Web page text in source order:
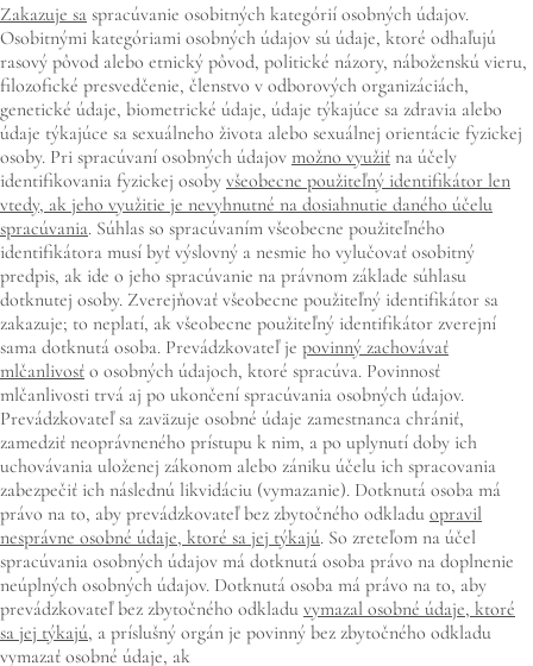
Zakazuje sa spracúvanie osobitných kategórií osobných údajov.
Osobitnými kategóriami osobných údajov sú údaje, ktoré odhaľujú
rasový pôvod alebo etnický pôvod, politické názory, náboženskú vieru,
filozofické presvedčenie, členstvo v odborových organizáciách,
genetické údaje, biometrické údaje, údaje týkajúce sa zdravia alebo
údaje týkajúce sa sexuálneho života alebo sexuálnej orientácie fyzickej
osoby. Pri spracúvaní osobných údajov možno využiť na účely
identifikovania fyzickej osoby všeobecne použiteľný identifikátor len
vtedy, ak jeho využitie je nevyhnutné na dosiahnutie daného účelu
spracúvania. Súhlas so spracúvaním všeobecne použiteľného
identifikátora musí byť výslovný a nesmie ho vylučovať osobitný
predpis, ak ide o jeho spracúvanie na právnom základe súhlasu
dotknutej osoby. Zverejňovať všeobecne použiteľný identifikátor sa
zakazuje; to neplatí, ak všeobecne použiteľný identifikátor zverejní
sama dotknutá osoba. Prevádzkovateľ je povinný zachovávať
mlčanlivosť o osobných údajoch, ktoré spracúva. Povinnosť
mlčanlivosti trvá aj po ukončení spracúvania osobných údajov.
Prevádzkovateľ sa zaväzuje osobné údaje zamestnanca chrániť,
zamedziť neoprávneného prístupu k nim, a po uplynutí doby ich
uchovávania uloženej zákonom alebo zániku účelu ich spracovania
zabezpečiť ich následnú likvidáciu (vymazanie). Dotknutá osoba má
právo na to, aby prevádzkovateľ bez zbytočného odkladu opravil
nesprávne osobné údaje, ktoré sa jej týkajú. So zreteľom na účel
spracúvania osobných údajov má dotknutá osoba právo na doplnenie
neúplných osobných údajov. Dotknutá osoba má právo na to, aby
prevádzkovateľ bez zbytočného odkladu vymazal osobné údaje, ktoré
sa jej týkajú, a príslušný orgán je povinný bez zbytočného odkladu
vymazať osobné údaje, ak